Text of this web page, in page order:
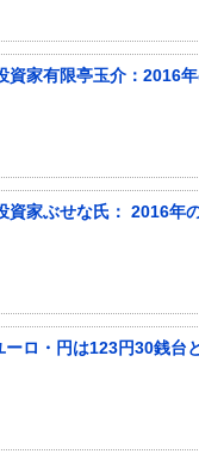
資家有限亭玉介：2016
資家ぶせな氏： 2016年
ロ・円は123円30銭台